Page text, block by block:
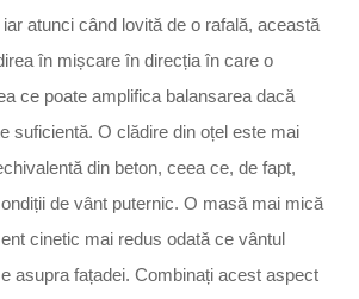
atunci când lovită de o rafală, această
în mișcare în direcția în care o
ce poate amplifica balansarea dacă
suficientă. O clădire din oțel este mai
din beton, ceea ce, de fapt,
de vânt puternic. O masă mai mică
cinetic mai redus odată ce vântul
asupra fațadei. Combinați acest aspect